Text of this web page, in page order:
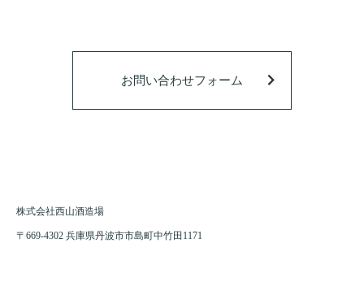
お問い合わせフォーム
株式会社西山酒造場
〒669-4302 兵庫県丹波市市島町中竹田1171